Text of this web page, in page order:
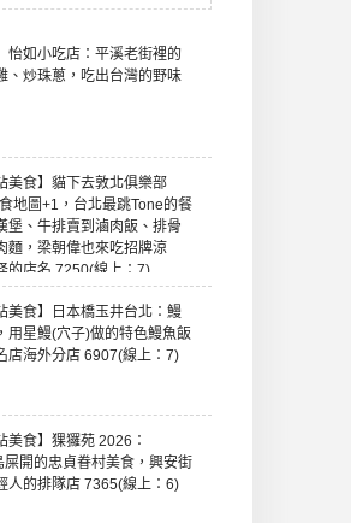
怡如小吃店：平溪老街裡的
、炒珠蔥，吃出台灣的野味
美食】貓下去敦北俱樂部
地圖+1，台北最跳Tone的餐
堡、牛排賣到滷肉飯、排骨
麵，梁朝偉也來吃招牌涼
的店名 7250(線上：7)
美食】日本橋玉井台北：鰻
用星鰻(穴子)做的特色鰻魚飯
店海外分店 6907(線上：7)
美食】猓玀苑 2026：
開的忠貞眷村美食，興安街
人的排隊店 7365(線上：6)